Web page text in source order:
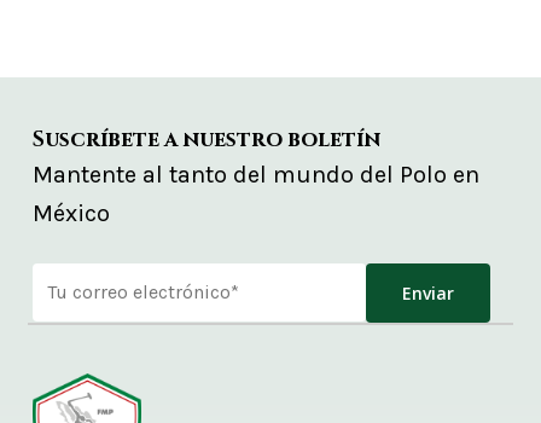
Suscríbete a nuestro boletín
Mantente al tanto del mundo del Polo en
México